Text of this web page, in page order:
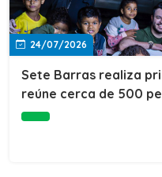
24/07/2026
Sete Barras realiza
reúne cerca de 500